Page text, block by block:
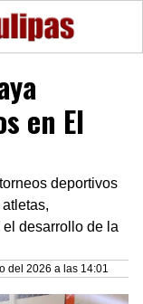
en El
deportivos
desarrollo de la
del 2026 a las 14:01